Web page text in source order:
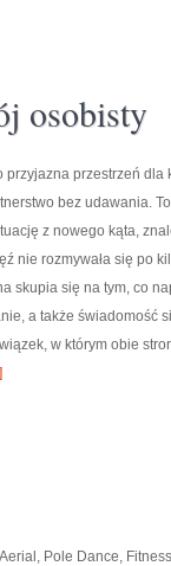
osobisty
przyjazna przestrzeń
bez udawania.
z nowego kąta,
nie rozmywała się po
skupia się na tym, co
a także świadomość
w którym obie
Pole Dance,